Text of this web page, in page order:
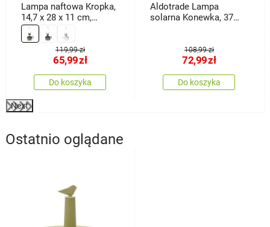
Lampa naftowa Kropka,
14,7 x 28 x 11 cm,
zielony
119,99 zł
65,99zł
Do koszyka
Aldotrade Lampa
solarna Konewka, 37
108,99 zł
72,99zł
Do koszyka
Next
Ostatnio oglądane